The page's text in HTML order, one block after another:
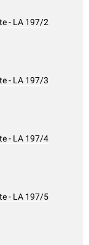
- LA 197/2
- LA 197/3
- LA 197/4
- LA 197/5